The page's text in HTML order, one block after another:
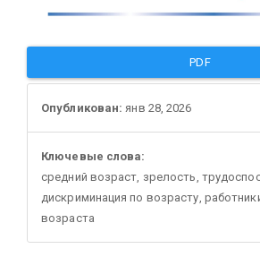
PDF
Опубликован: янв 28, 2026
Ключевые слова:
средний возраст, зрелость,
дискриминация по возрасту,
возраста